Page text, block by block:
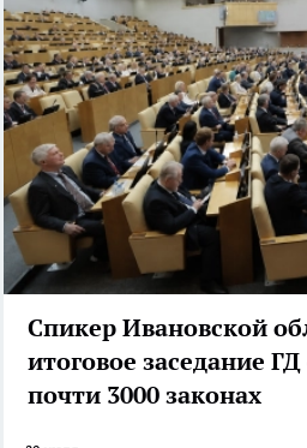
Спикер Ивановской
итоговое заседание
почти 3000 законах